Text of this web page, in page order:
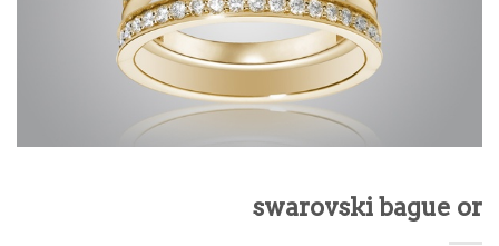
swarovski bague or